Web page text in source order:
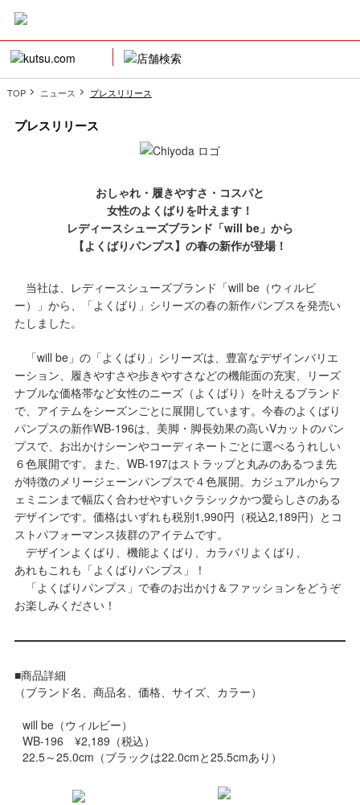
TOP ニュース プレスリリース
プレスリリース
おしゃれ・履きやすさ・コスパと
女性のよくばりを叶えます！
レディースシューズブランド「will be」から
【よくばりパンプス】の春の新作が登場！
当社は、レディースシューズブランド「will be（ウィルビ
ー）」から、「よくばり」シリーズの春の新作パンプスを発売い
たしました。
「will be」の「よくばり」シリーズは、豊富なデザインバリエ
ーション、履きやすさや歩きやすさなどの機能面の充実、リーズ
ナブルな価格帯など女性のニーズ（よくばり）を叶えるブランド
で、アイテムをシーズンごとに展開しています。今春のよくばり
パンプスの新作WB-196は、美脚・脚長効果の高いVカットのパン
プスで、お出かけシーンやコーディネートごとに選べるうれしい
６色展開です。また、WB-197はストラップと丸みのあるつま先
が特徴のメリージェーンパンプスで４色展開。カジュアルからフ
ェミニンまで幅広く合わせやすいクラシックかつ愛らしさのある
デザインです。価格はいずれも税別1,990円（税込2,189円）とコ
ストパフォーマンス抜群のアイテムです。
デザインよくばり、機能よくばり、カラバリよくばり、
あれもこれも「よくばりパンプス」！
「よくばりパンプス」で春のお出かけ＆ファッションをどうぞ
お楽しみください！
■商品詳細
（ブランド名、商品名、価格、サイズ、カラー）
will be（ウィルビー）
WB-196 ¥2,189（税込）
22.5～25.0cm（ブラックは22.0cmと25.5cmあり）